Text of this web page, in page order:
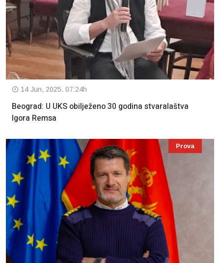
14 Jun, 2025. 07:24h
Beograd: U UKS obilježeno 30 godina stvaralaštva
Igora Remsa
Prova